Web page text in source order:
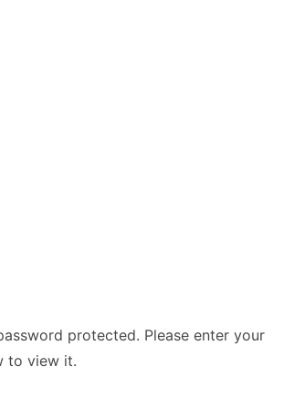
protected. Please enter your
to view it.